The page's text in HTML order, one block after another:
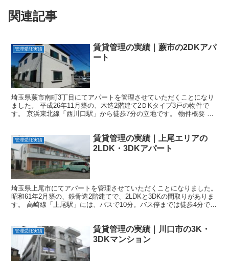
関連記事
管理受託実績
賃貸管理の実績｜蕨市の2DKアパ
ート
埼玉県蕨市南町3丁目にてアパートを管理させていただくことになり
ました。 平成26年11月築の、木造2階建て2ＤKタイプ3戸の物件で
す。 京浜東北線「西川口駅」から徒歩7分の立地です。 物件概要 所
管理受託実績
賃貸管理の実績｜上尾エリアの
2LDK・3DKアパート
埼玉県上尾市にてアパートを管理させていただくことになりました。
昭和61年2月築の、鉄骨造2階建てで、2LDKと3DKの間取りがありま
す。 高崎線「上尾駅」には、バスで10分。バス停までは徒歩4分で
管理受託実績
賃貸管理の実績｜川口市の3K・
3DKマンション